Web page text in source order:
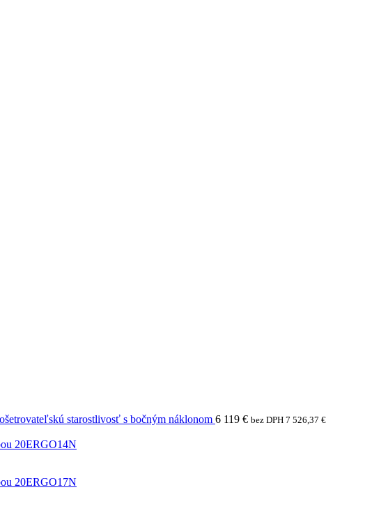
starostlivosť s bočným náklonom 6 119 € bez DPH 7 526,37 €
20ERGO14N
20ERGO17N